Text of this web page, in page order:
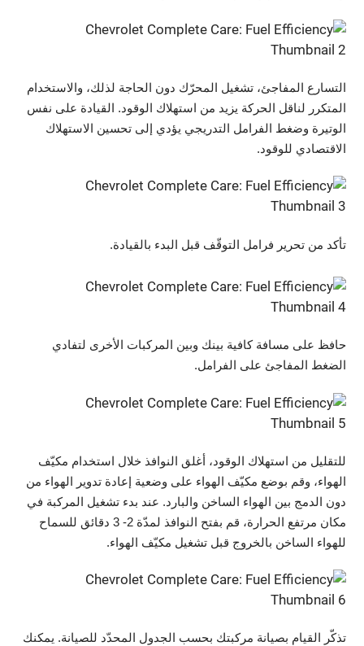
التسارع المفاجئ، تشغيل المحرّك دون الحاجة لذلك، والاستخدام
المتكرر لناقل الحركة يزيد من استهلاك الوقود. القيادة على نفس
الوتيرة وضغط الفرامل التدريجي يؤدي إلى تحسين الاستهلاك
الاقتصادي للوقود.
تأكد من تحرير فرامل التوقّف قبل البدء بالقيادة.
حافظ على مسافة كافية بينك وبين المركبات الأخرى لتفادي
الضغط المفاجئ على الفرامل.
للتقليل من استهلاك الوقود، أغلق النوافذ خلال استخدام مكيّف
الهواء، وقم بوضع مكيّف الهواء على وضعية إعادة تدوير الهواء من
دون الدمج بين الهواء الساخن والبارد. عند بدء تشغيل المركبة في
مكان مرتفع الحرارة، قم بفتح النوافذ لمدّة 2- 3 دقائق للسماح
للهواء الساخن بالخروج قبل تشغيل مكيّف الهواء.
تذكّر القيام بصيانة مركبتك بحسب الجدول المحدّد للصيانة. يمكنك